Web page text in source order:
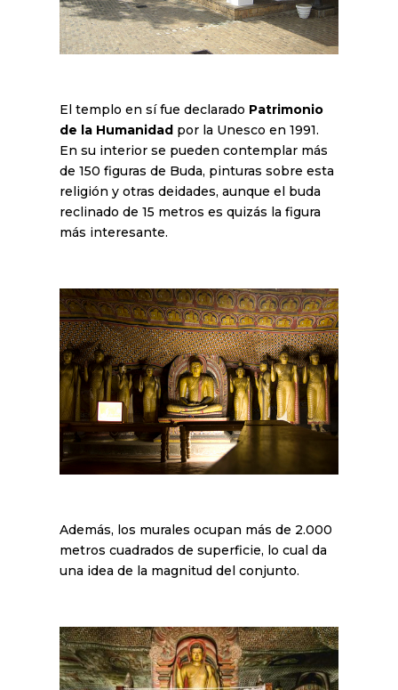
El templo en sí fue declarado Patrimonio
de la Humanidad por la Unesco en 1991.
En su interior se pueden contemplar más
de 150 figuras de Buda, pinturas sobre esta
religión y otras deidades, aunque el buda
reclinado de 15 metros es quizás la figura
más interesante.
Además, los murales ocupan más de 2.000
metros cuadrados de superficie, lo cual da
una idea de la magnitud del conjunto.